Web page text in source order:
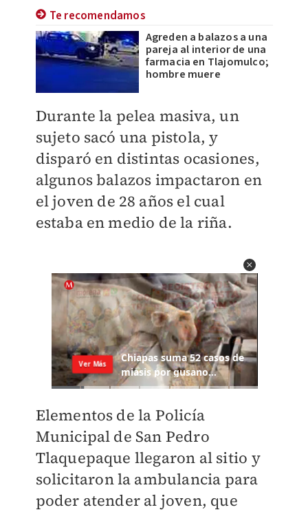
Te recomendamos
Agreden a balazos a una
pareja al interior de una
farmacia en Tlajomulco;
hombre muere
Durante la pelea masiva, un
sujeto sacó una pistola, y
disparó en distintas ocasiones,
algunos balazos impactaron en
el joven de 28 años el cual
estaba en medio de la riña.
Elementos de la Policía
Municipal de San Pedro
Tlaquepaque llegaron al sitio y
solicitaron la ambulancia para
poder atender al joven, que